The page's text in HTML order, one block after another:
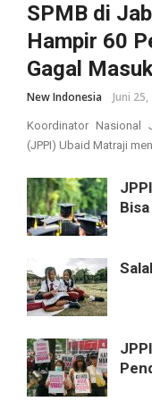
SPMB di
Hampir 60
Gagal
New Indonesia Juni 25,
Koordinator Nasional
(JPPI) Ubaid Matraji